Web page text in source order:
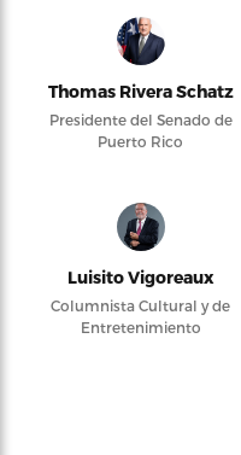
Thomas Rivera Schatz
Presidente del Senado de
Puerto Rico
Luisito Vigoreaux
Columnista Cultural y de
Entretenimiento